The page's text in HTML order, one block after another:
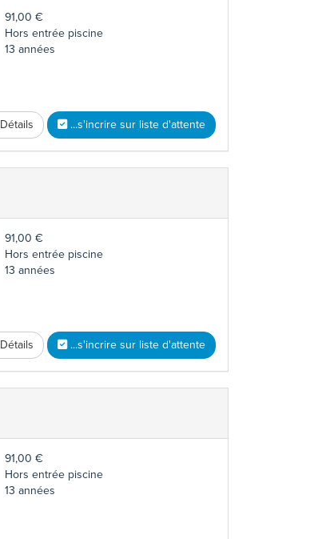
91,00 €
Hors entrée piscine
13 années
Détails ...s'incrire sur liste d'attente
91,00 €
Hors entrée piscine
13 années
Détails ...s'incrire sur liste d'attente
91,00 €
Hors entrée piscine
13 années